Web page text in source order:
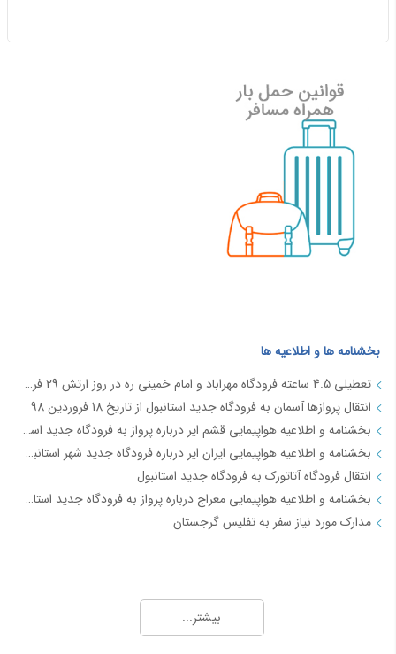
بخشنامه ها و اطلاعیه ها
تعطیلی 4.5 ساعته فرودگاه مهراباد و امام خمینی ره در روز ارتش 29 فروردین
انتقال پروازها آسمان به فرودگاه جدید استانبول از تاریخ 18 فروردین 98
بخشنامه و اطلاعیه هواپیمایی قشم ایر درباره پرواز به فرودگاه جدید استانبول از تاریخ 18فروردین 98
بخشنامه و اطلاعیه هواپیمایی ایران ایر درباره فرودگاه جدید شهر استانبول IR2712
انتقال فرودگاه آتاتورک به فرودگاه جدید استانبول
بخشنامه و اطلاعیه هواپیمایی معراج درباره پرواز به فرودگاه جدید استانبول از تاریخ 18فروردین 98 JI4740-4
مدارک مورد نیاز سفر به تفلیس گرجستان
آفــر چارتری تور هوایی مشهد از تهران
بیشتر...